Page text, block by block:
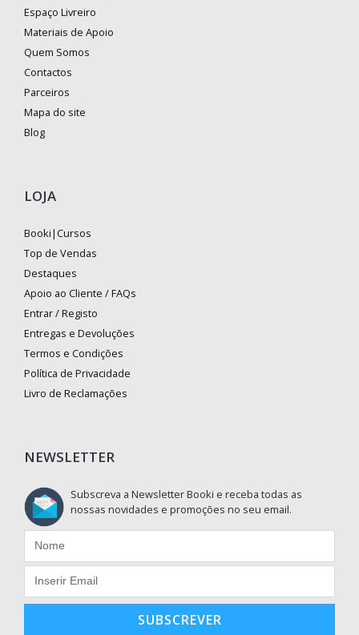
Espaço Livreiro
Materiais de Apoio
Quem Somos
Contactos
Parceiros
Mapa do site
Blog
LOJA
Booki|Cursos
Top de Vendas
Destaques
Apoio ao Cliente / FAQs
Entrar / Registo
Entregas e Devoluções
Termos e Condições
Política de Privacidade
Livro de Reclamações
NEWSLETTER
Subscreva a Newsletter Booki e receba todas as
nossas novidades e promoções no seu email.
SUBSCREVER